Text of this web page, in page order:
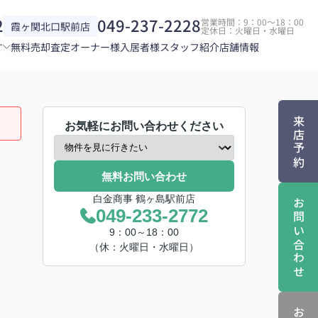
霞ヶ関北口駅前店 049-237-2228営業時間：9：00～18：00
定休日：火曜日・水曜日
無料売却査定オーナー様入居者様スタッフ紹介店舗情報
来店予約
お問い合わせ
お気軽にお問い合わせください
無料お問い合わせ
白金商事 鶴ヶ島駅前店
049-233-2772
9：00～18：00
（休：火曜日・水曜日）